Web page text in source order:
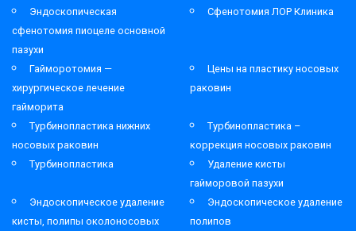
Эндоскопическая
сфенотомия пиоцеле основной
пазухи
Сфенотомия ЛОР Клиника
Гайморотомия —
хирургическое лечение
гайморита
Цены на пластику носовых
раковин
Турбинопластика нижних
носовых раковин
Турбинопластика –
коррекция носовых раковин
Турбинопластика
Удаление кисты
гайморовой пазухи
Эндоскопическое удаление
кисты, полипы околоносовых
Эндоскопическое удаление
полипов